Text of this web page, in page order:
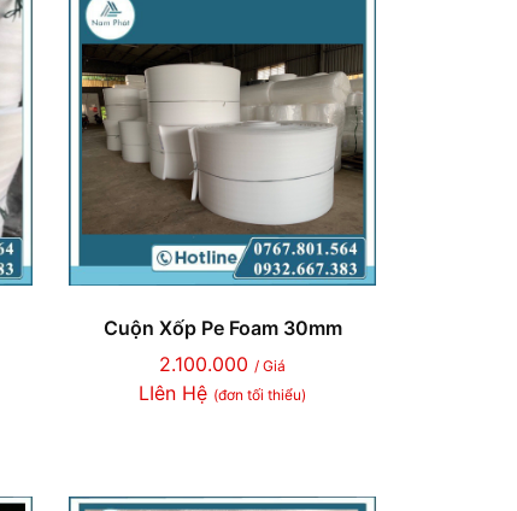
Cuộn Xốp Pe Foam 30mm
2.100.000 / Giá
LIên Hệ (đơn tối thiểu)